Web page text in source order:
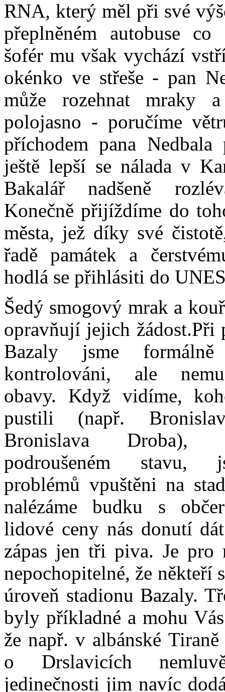
RNA, který měl při své
přeplněném autobuse co
šofér mu však vychází
okénko ve střeše - pan
může rozehnat mraky
polojasno - poručíme
příchodem pana Nedbala
ještě lepší se nálada v
Bakalář nadšeně
Konečně přijíždíme do
města, jež díky své
řadě památek a
hodlá se přihlásiti do
Šedý smogový mrak a
opravňují jejich žádost.Při
Bazaly jsme formálně
kontrolováni, ale
obavy. Když vidíme,
pustili (např.
Bronislava
podroušeném stavu,
problémů vpuštěni na
nalézáme budku s
lidové ceny nás donutí
zápas jen tři piva. Je pro
nepochopitelné, že někteří
úroveň stadionu Bazaly.
byly příkladné a mohu
že např. v albánské
o Drslavicích
jedinečnosti jim navíc